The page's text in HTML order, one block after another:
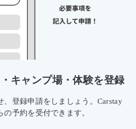
キャンプ場・体験を登録
、登録申請をしましょう。Carstay
予約を受付できます。